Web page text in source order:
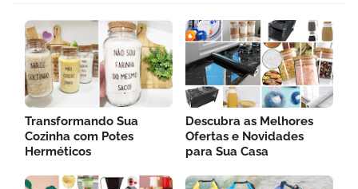
Transformando Sua
Cozinha com Potes
Herméticos
Descubra as Melhores
Ofertas e Novidades
para Sua Casa